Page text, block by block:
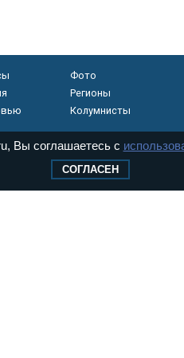
Фото
Регионы
Колумнисты
Вы соглашаетесь с
СОГЛАСЕН